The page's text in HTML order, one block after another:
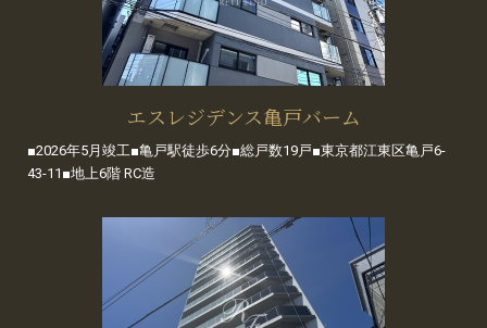
エスレジデンス亀戸バーム
■2026年5月竣工■亀戸駅徒歩6分■総戸数19戸■東京都江東区亀戸6-
43-11■地上6階 RC造